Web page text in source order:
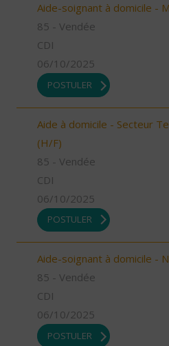
Aide-soignant à domicile -
85 - Vendée
CDI
06/10/2025
POSTULER
Aide à domicile - Secteur
(H/F)
85 - Vendée
CDI
06/10/2025
POSTULER
Aide-soignant à domicile -
85 - Vendée
CDI
06/10/2025
POSTULER